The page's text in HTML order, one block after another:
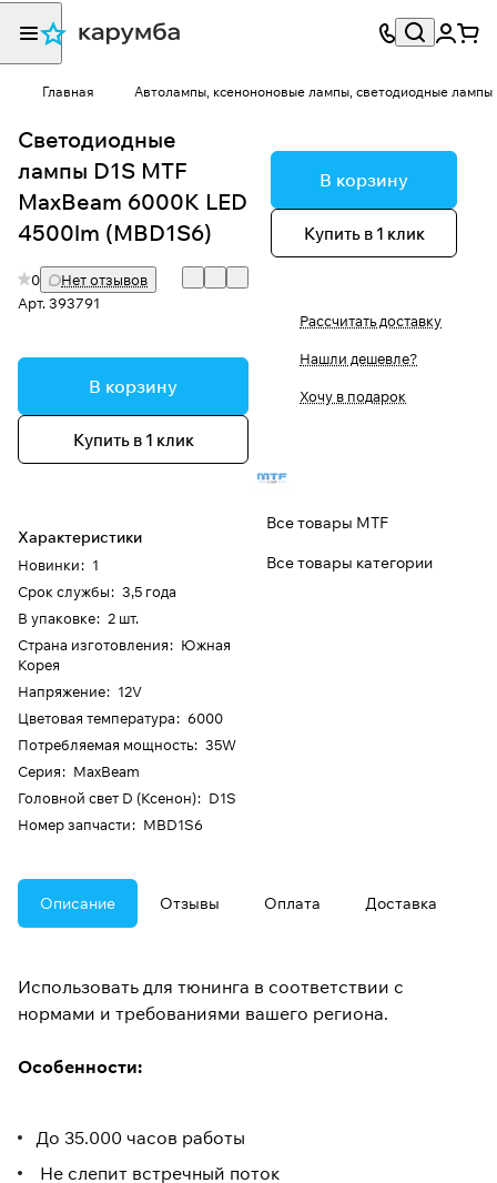
Главная Автолампы, ксенононовые лампы, светодиодные лампы
Светодиодные
лампы D1S MTF
MaxBeam 6000K LED
4500lm (MBD1S6)
0
Нет отзывов
Арт.393791
В корзину
Купить в 1 клик
Характеристики
Новинки: 1
Срок службы: 3,5 года
В упаковке: 2 шт.
Страна изготовления: Южная
Корея
Напряжение: 12V
Цветовая температура: 6000
Потребляемая мощность: 35W
Серия: MaxBeam
Головной свет D (Ксенон): D1S
Номер запчасти: MBD1S6
В корзину
Купить в 1 клик
Рассчитать доставку
Нашли дешевле?
Хочу в подарок
Все товары MTF
Все товары категории
Описание Отзывы Оплата Доставка
Использовать для тюнинга в соответствии с
нормами и требованиями вашего региона.
Особенности:
До 35.000 часов работы
Не слепит встречный поток